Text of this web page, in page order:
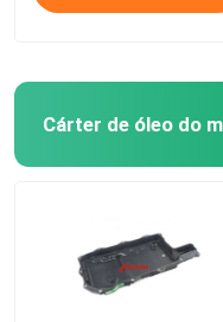
Cárter de óleo do